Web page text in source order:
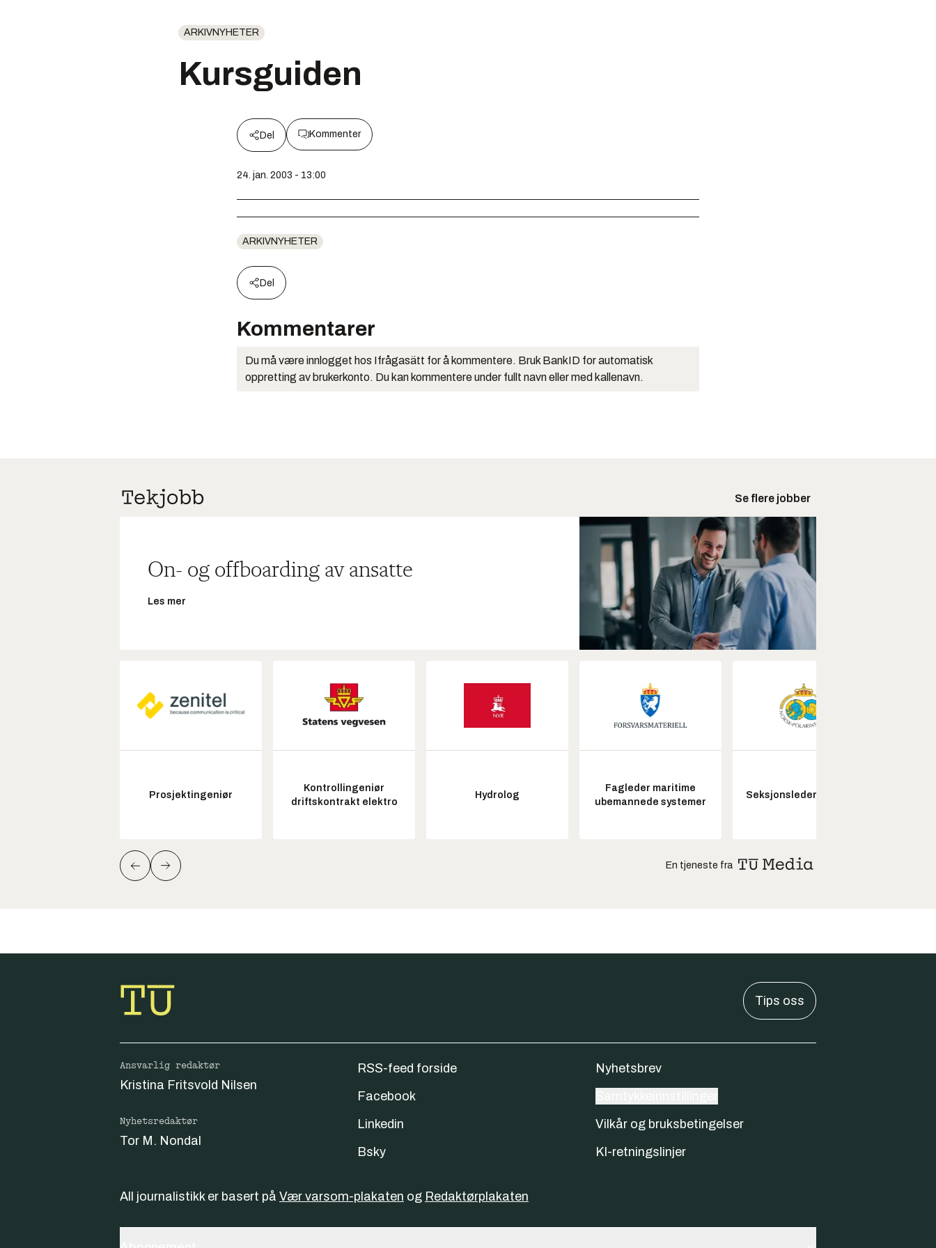
ARKIVNYHETER
Kursguiden
Del Kommenter
24. jan. 2003 - 13:00
ARKIVNYHETER
Del
Kommentarer
Du må være innlogget hos Ifrågasätt for å kommentere. Bruk BankID for automatisk
oppretting av brukerkonto. Du kan kommentere under fullt navn eller med kallenavn.
Se flere jobber
On- og offboarding av ansatte
Les mer
Prosjektingeniør
Kontrollingeniør
driftskontrakt elektro
Hydrolog
Fagleder maritime
ubemannede systemer
Seksjonsleder Nye Troll
En tjeneste fra
Tips oss
Ansvarlig redaktør
Kristina Fritsvold Nilsen
Nyhetsredaktør
Tor M. Nondal
RSS-feed forside
Facebook
Linkedin
Bsky
Nyhetsbrev
Vilkår og bruksbetingelser
KI-retningslinjer
All journalistikk er basert på Vær varsom-plakaten og Redaktørplakaten